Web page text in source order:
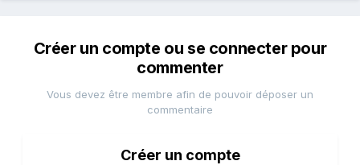
Créer un compte ou se connecter pour
commenter
Vous devez être membre afin de pouvoir déposer un
commentaire
Créer un compte